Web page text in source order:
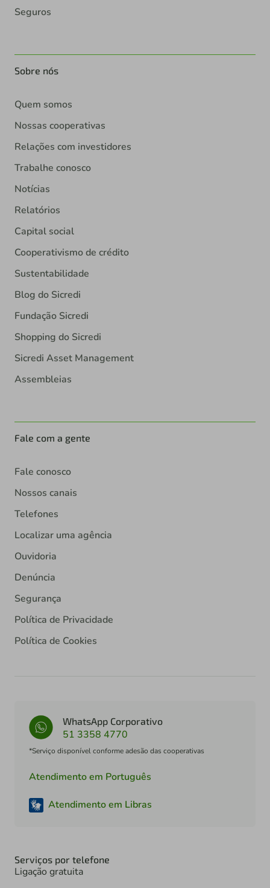
Seguros
Sobre nós
Quem somos
Nossas cooperativas
Relações com investidores
Trabalhe conosco
Notícias
Relatórios
Capital social
Cooperativismo de crédito
Sustentabilidade
Blog do Sicredi
Fundação Sicredi
Shopping do Sicredi
Sicredi Asset Management
Assembleias
Fale com a gente
Fale conosco
Nossos canais
Telefones
Localizar uma agência
Ouvidoria
Denúncia
Segurança
Política de Privacidade
Política de Cookies
WhatsApp Corporativo
51 3358 4770
*Serviço disponível conforme adesão das cooperativas
Atendimento em Português
Atendimento em Libras
Serviços por telefone
Ligação gratuita